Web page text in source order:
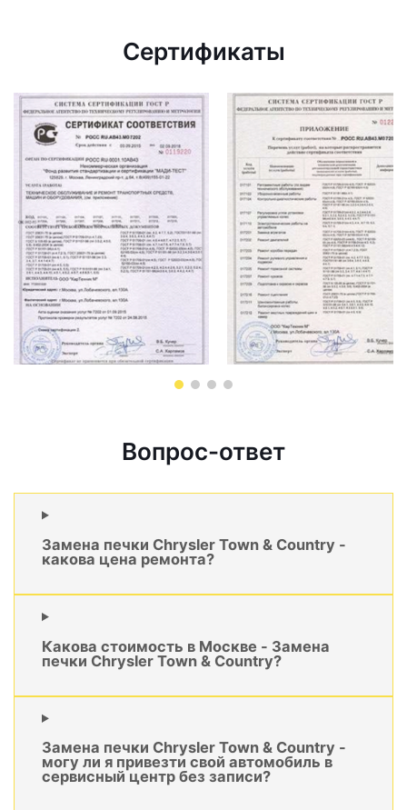
Сертификаты
Вопрос-ответ
Замена печки Chrysler Town & Country -
какова цена ремонта?
Какова стоимость в Москве - Замена
печки Chrysler Town & Country?
Замена печки Chrysler Town & Country -
могу ли я привезти свой автомобиль в
сервисный центр без записи?